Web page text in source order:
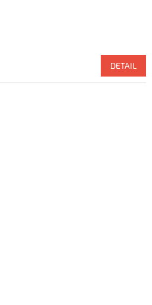
DETAIL